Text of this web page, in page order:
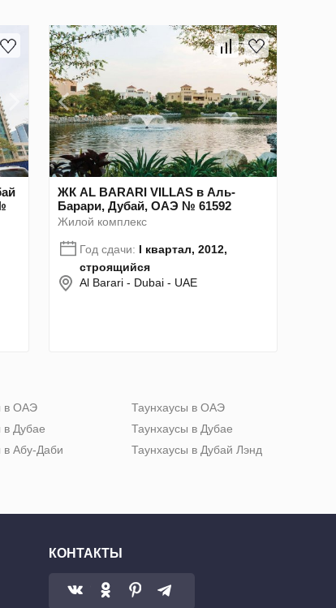
ЖК AL BARARI VILLAS в Аль-
Барари, Дубай, ОАЭ № 61592
Жилой комплекс
Год сдачи: I квартал, 2012,
строящийся
Al Barari - Dubai - UAE
в ОАЭ
Дубае
в Абу-Даби
Таунхаусы в ОАЭ
Таунхаусы в Дубае
Таунхаусы в Дубай Лэнд
КОНТАКТЫ